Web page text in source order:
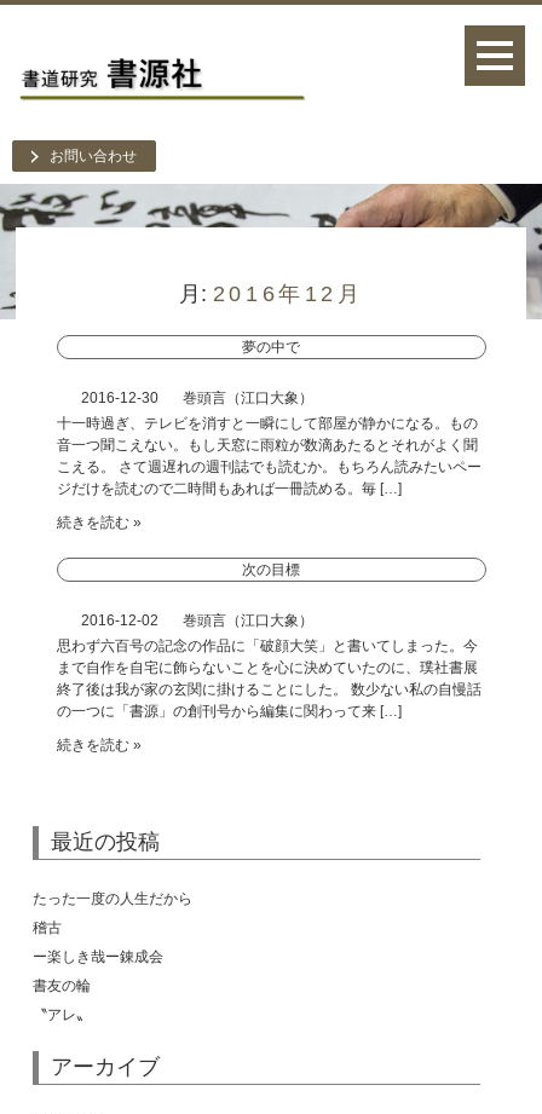
お問い合わせ
月: 2016年12月
夢の中で
2016-12-30
巻頭言（江口大象）
十一時過ぎ、テレビを消すと一瞬にして部屋が静かになる。もの
音一つ聞こえない。もし天窓に雨粒が数滴あたるとそれがよく聞
こえる。 さて週遅れの週刊誌でも読むか。もちろん読みたいペー
ジだけを読むので二時間もあれば一冊読める。毎 […]
続きを読む »
次の目標
2016-12-02
巻頭言（江口大象）
思わず六百号の記念の作品に「破顔大笑」と書いてしまった。今
まで自作を自宅に飾らないことを心に決めていたのに、璞社書展
終了後は我が家の玄関に掛けることにした。 数少ない私の自慢話
の一つに「書源」の創刊号から編集に関わって来 […]
続きを読む »
最近の投稿
たった一度の人生だから
稽古
ー楽しき哉ー錬成会
書友の輪
〝アレ〟
アーカイブ